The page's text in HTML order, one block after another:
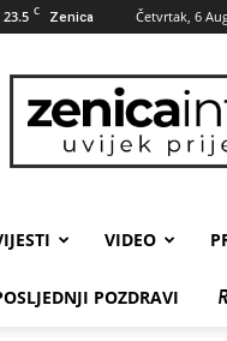
23.5 C Zenica Četvrtak, 6
VIDEO
POZDRAVI